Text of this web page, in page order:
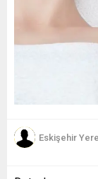
Eskişehir